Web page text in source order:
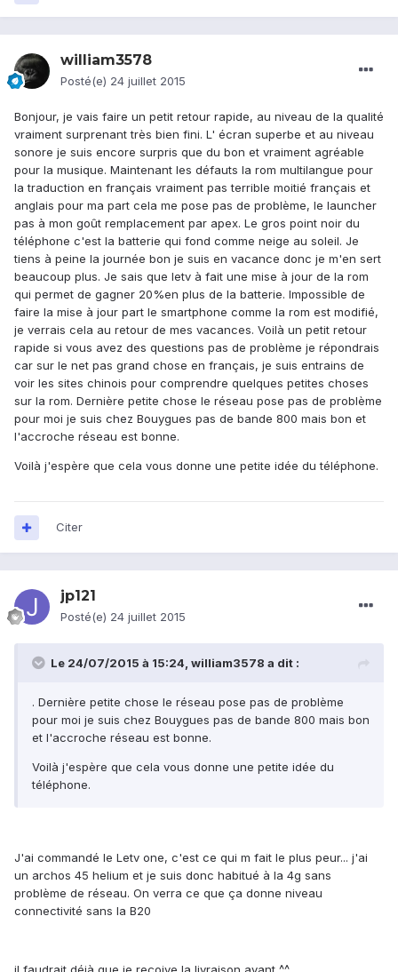
william3578
Posté(e) 24 juillet 2015
Bonjour, je vais faire un petit retour rapide, au niveau de la qualité
vraiment surprenant très bien fini. L' écran superbe et au niveau
sonore je suis encore surpris que du bon et vraiment agréable
pour la musique. Maintenant les défauts la rom multilangue pour
la traduction en français vraiment pas terrible moitié français et
anglais pour ma part cela me pose pas de problème, le launcher
pas à mon goût remplacement par apex. Le gros point noir du
téléphone c'est la batterie qui fond comme neige au soleil. Je
tiens à peine la journée bon je suis en vacance donc je m'en sert
beaucoup plus. Je sais que letv à fait une mise à jour de la rom
qui permet de gagner 20%en plus de la batterie. Impossible de
faire la mise à jour part le smartphone comme la rom est modifié,
je verrais cela au retour de mes vacances. Voilà un petit retour
rapide si vous avez des questions pas de problème je répondrais
car sur le net pas grand chose en français, je suis entrains de
voir les sites chinois pour comprendre quelques petites choses
sur la rom. Dernière petite chose le réseau pose pas de problème
pour moi je suis chez Bouygues pas de bande 800 mais bon et
l'accroche réseau est bonne.
Voilà j'espère que cela vous donne une petite idée du téléphone.
Citer
jp121
Posté(e) 24 juillet 2015
Le 24/07/2015 à 15:24, william3578 a dit :
. Dernière petite chose le réseau pose pas de problème
pour moi je suis chez Bouygues pas de bande 800 mais bon
et l'accroche réseau est bonne.
Voilà j'espère que cela vous donne une petite idée du
téléphone.
J'ai commandé le Letv one, c'est ce qui m fait le plus peur... j'ai
un archos 45 helium et je suis donc habitué à la 4g sans
problème de réseau. On verra ce que ça donne niveau
connectivité sans la B20